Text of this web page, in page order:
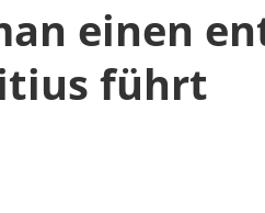
einen
führt